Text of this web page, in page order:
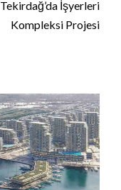
Tekirdağ’da İşyerleri
Kompleksi Projesi